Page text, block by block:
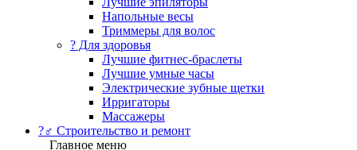
Напольные весы
Триммеры для волос
? Для здоровья
Лучшие фитнес-браслеты
Лучшие умные часы
Электрические зубные щетки
Ирригаторы
Массажеры
?‍♂️ Строительство и ремонт
Главное меню